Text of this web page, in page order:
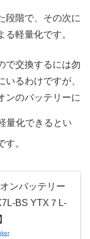
段階で、その次に
軽量化です。
で交換するには勿
るわけですが、
ンのバッテリーに
量化できるとい
。
ンバッテリー
BS YTX７L-